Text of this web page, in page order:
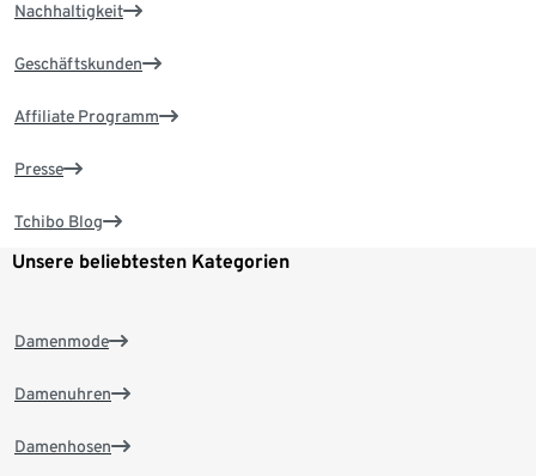
Nachhaltigkeit
Geschäftskunden
Affiliate Programm
Presse
Tchibo Blog
Unsere beliebtesten Kategorien
Damenmode
Damenuhren
Damenhosen